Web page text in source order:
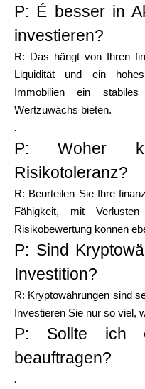
P: É besser in
investieren?
R: Das hängt von Ihren
Liquidität und ein hohes
Immobilien ein
Wertzuwachs bieten.
.
P: Woher
Risikotoleranz?
R: Beurteilen Sie Ihre
Fähigkeit, mit
Risikobewertung können
P: Sind
Investition?
R: Kryptowährungen sind
Investieren Sie nur so viel,
P: Sollte ich
beauftragen?
.